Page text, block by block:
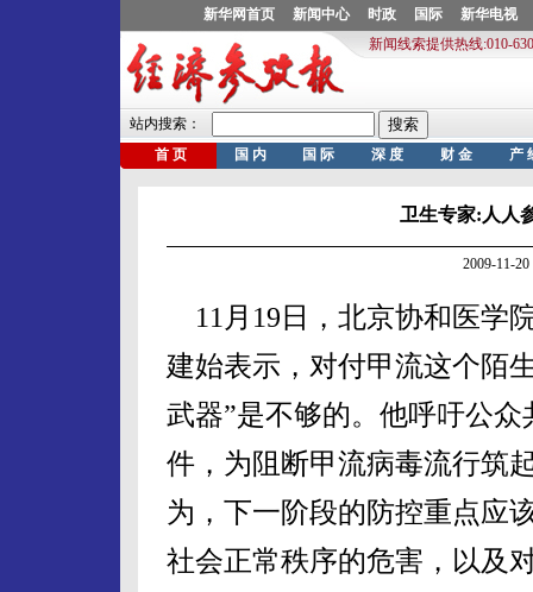
卫生专家:人人
2009-11-
11月19日，北京协和医学
建始表示，对付甲流这个陌
武器”是不够的。他呼吁公
件，为阻断甲流病毒流行筑
为，下一阶段的防控重点应
社会正常秩序的危害，以及